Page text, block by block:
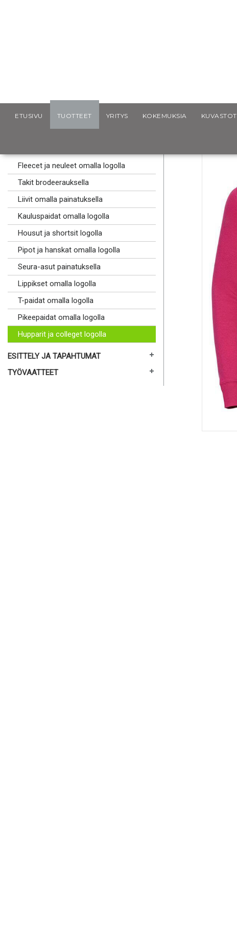
ETUSIVU TUOTTEET YRITYS KOKEMUKSIA KUVASTOT
Fleecet ja neuleet omalla logolla
Takit brodeerauksella
Liivit omalla painatuksella
Kauluspaidat omalla logolla
Housut ja shortsit logolla
Pipot ja hanskat omalla logolla
Seura-asut painatuksella
Lippikset omalla logolla
T-paidat omalla logolla
Pikeepaidat omalla logolla
Hupparit ja colleget logolla
ESITTELY JA TAPAHTUMAT
TYÖVAATTEET